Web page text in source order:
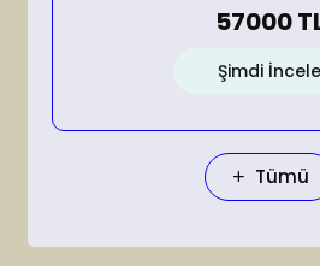
57000
Şimdi İncele
Tümü